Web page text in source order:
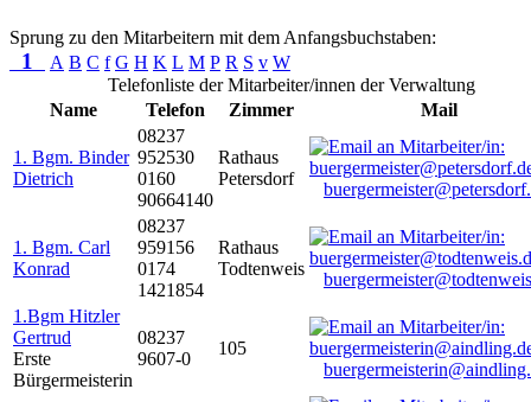
Sprung zu den Mitarbeitern mit dem Anfangsbuchstaben:
1 A B C f G H K L M P R S v W
Telefonliste der Mitarbeiter/innen der Verwaltung
Name
Telefon Zimmer Mail
1. Bgm. Binder
Dietrich
08237
952530
0160
90664140
Rathaus
Petersdorf
1. Bgm. Carl
Konrad
08237
959156
0174
1421854
Rathaus
Todtenweis
1.Bgm Hitzler
Gertrud
Erste
Bürgermeisterin
08237
9607-0
105